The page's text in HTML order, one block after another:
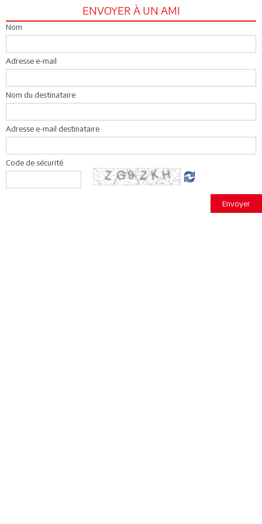
ENVOYER À UN AMI
Nom
Adresse e-mail
Nom du destinataire
Adresse e-mail destinataire
Code de sécurité
Envoyer